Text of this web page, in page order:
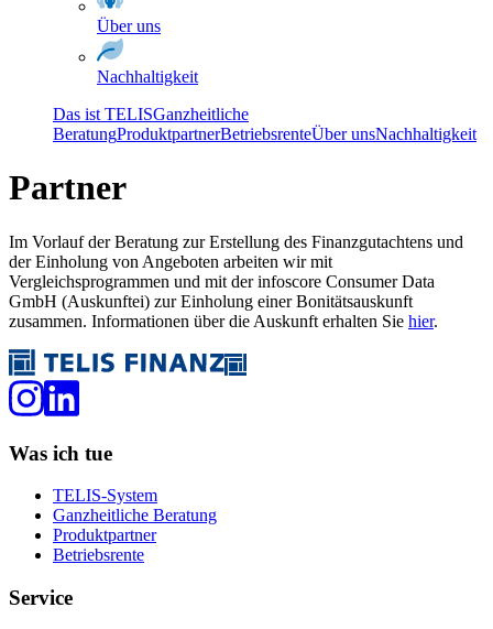
Über uns
Nachhaltigkeit
Das ist TELISGanzheitliche
BeratungProduktpartnerBetriebsrenteÜber unsNachhaltigkeit
Partner
Im Vorlauf der Beratung zur Erstellung des Finanzgutachtens und
der Einholung von Angeboten arbeiten wir mit
Vergleichsprogrammen und mit der infoscore Consumer Data
GmbH (Auskunftei) zur Einholung einer Bonitätsauskunft
zusammen. Informationen über die Auskunft erhalten Sie hier.
Was ich tue
TELIS-System
Ganzheitliche Beratung
Produktpartner
Betriebsrente
Service